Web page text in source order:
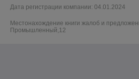
Дата регистрации компании: 04.01.2024
Местонахождение книги жалоб и
Промышленный,12